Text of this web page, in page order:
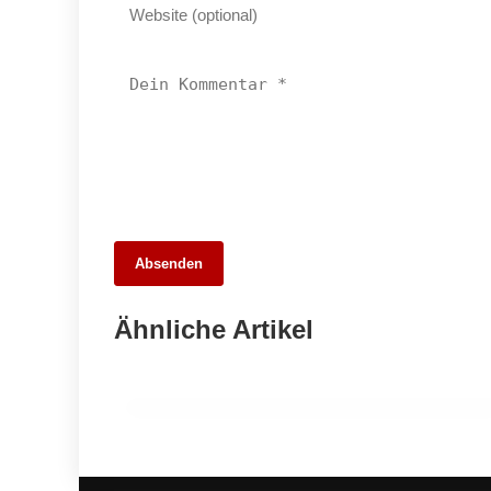
Absenden
Ähnliche Artikel
Turbulente Ereignisse in Ludwigsburg:
Von schweren Unfällen bis zu dreistem